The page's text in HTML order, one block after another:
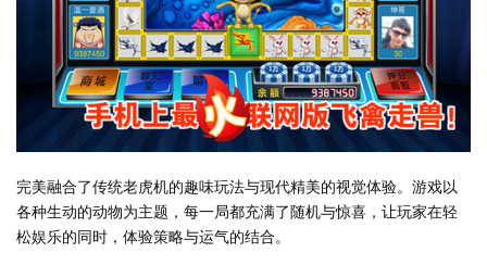
完美融合了传统老虎机的趣味玩法与现代精美的视觉体验。游戏以
各种生动的动物为主题，每一局都充满了随机与惊喜，让玩家在轻
松娱乐的同时，体验策略与运气的结合。